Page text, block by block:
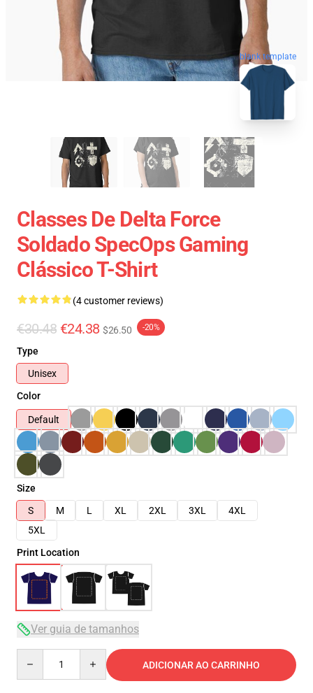
blank template
Classes De Delta Force
Soldado SpecOps Gaming
Clássico T-Shirt
(4 customer reviews)
€30.48 €24.38 $26.50 -20%
Type
Unisex
Color
Default
Size
S
M L XL 2XL 3XL
4XL
5XL
Print Location
Ver guia de tamanhos
ADICIONAR AO CARRINHO